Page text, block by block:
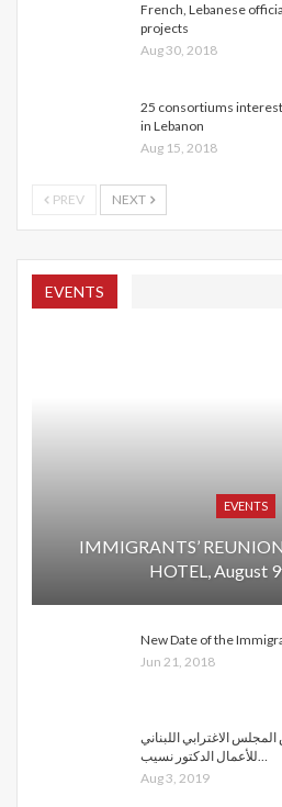
French, Lebanese
projects
Aug 30, 2018
25 consortiums
in Lebanon
Aug 15, 2018
PREV NEXT
EVENTS
EVENTS
IMMIGRANTS’
HOTEL, August
New Date of the
Jun 21, 2018
الاغترابي اللبناني
Aug 3, 2019